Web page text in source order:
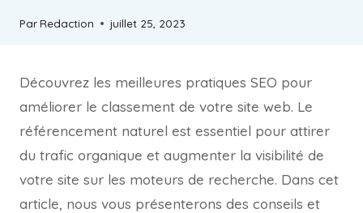
ParRedaction juillet 25, 2023
Découvrez les meilleures pratiques SEO pour
améliorer le classement de votre site web. Le
référencement naturel est essentiel pour attirer
du trafic organique et augmenter la visibilité de
votre site sur les moteurs de recherche. Dans cet
article, nous vous présenterons des conseils et